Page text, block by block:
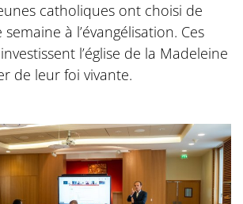
catholiques ont choisi de
à l’évangélisation. Ces
l’église de la Madeleine
de leur foi vivante.